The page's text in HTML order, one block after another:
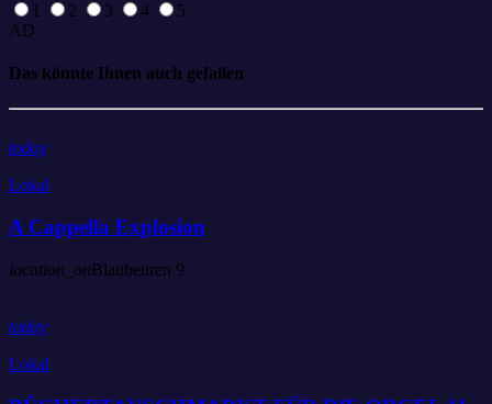
1
2 3 4
5
AD
Das könnte Ihnen auch gefallen
today
Lokal
A Cappella Explosion
location_onBlaubeuren 9
today
Lokal